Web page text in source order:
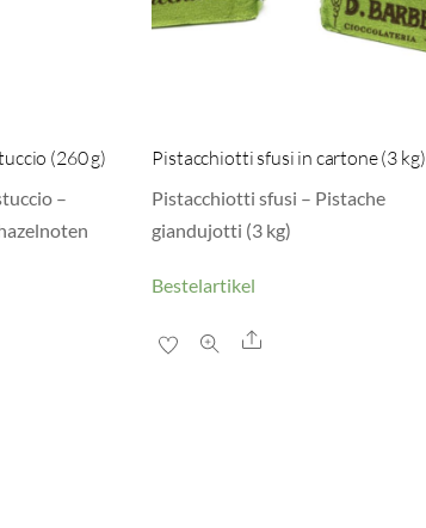
(260 g)
–
Pistacchiotti sfusi in cartone (3 kg)
Pistacchiotti sfusi – Pistache
giandujotti (3 kg)
Bestelartikel
Share